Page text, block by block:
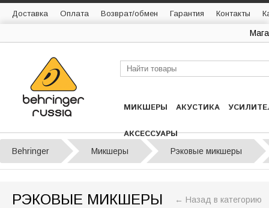
Доставка Оплата Возврат/обмен Гарантия Контакты
МИКШЕРЫ АКУСТИКА
АКСЕССУАРЫ
Behringer Микшеры Рэковые микшеры
РЭКОВЫЕ МИКШЕРЫ ← Назад в категорию